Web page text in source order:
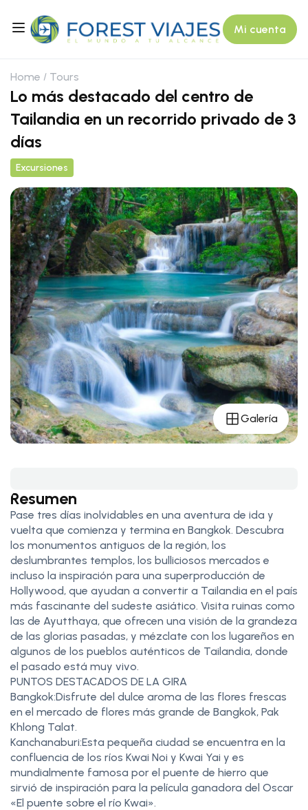
Mi cuenta
Home Tours
Lo más destacado del centro de
Tailandia en un recorrido privado de 3
días
Excursiones
Galería
Resumen
Pase tres días inolvidables en una aventura de ida y
vuelta que comienza y termina en Bangkok. Descubra
los monumentos antiguos de la región, los
deslumbrantes templos, los bulliciosos mercados e
incluso la inspiración para una superproducción de
Hollywood, que ayudan a convertir a Tailandia en el país
más fascinante del sudeste asiático. Visita ruinas como
las de Ayutthaya, que ofrecen una visión de la grandeza
de las glorias pasadas, y mézclate con los lugareños en
algunos de los pueblos auténticos de Tailandia, donde
el pasado está muy vivo.
PUNTOS DESTACADOS DE LA GIRA
Bangkok:Disfrute del dulce aroma de las flores frescas
en el mercado de flores más grande de Bangkok, Pak
Khlong Talat.
Kanchanaburi:Esta pequeña ciudad se encuentra en la
confluencia de los ríos Kwai Noi y Kwai Yai y es
mundialmente famosa por el puente de hierro que
sirvió de inspiración para la película ganadora del Oscar
«El puente sobre el río Kwai».